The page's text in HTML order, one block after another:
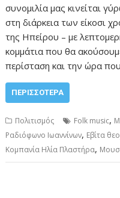
συνομιλία μας κινείται
στη διάρκεια των είκοσι
της Ηπείρου – με
κομμάτια που θα
περίσταση και την ώρα
ΠΕΡΙΣΣΌΤΕΡΑ
Πολιτισμός Folk music,
Ραδιόφωνο Ιωαννίνων, Εβίτα
Κομπανία Ηλία Πλαστήρα,